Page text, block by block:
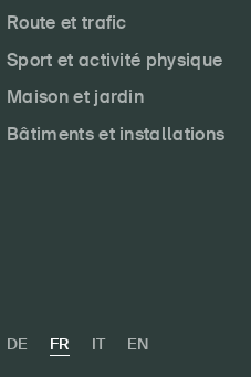
Route et trafic
Sport et activité physique
Maison et jardin
Bâtiments et installations
DE FR IT EN